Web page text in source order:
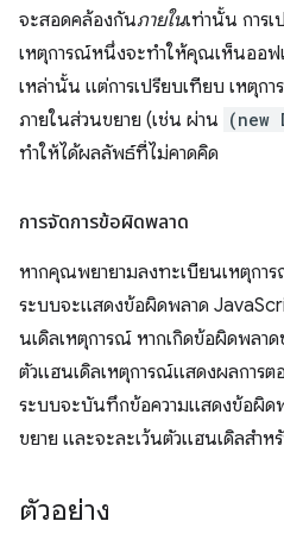
จะสอดคล้องกันภายในเท่านั้น การ
เหตุการณ์หนึ่งจะทําให้คุณเห็นออฟ
เหล่านั้น แต่การเปรียบเทียบ เหตุก
ภายในส่วนขยาย (เช่น ผ่าน (new
ทําให้ได้ผลลัพธ์ที่ไม่คาดคิด
การจัดการข้อผิดพลาด
หากคุณพยายามลงทะเบียนเหตุกา
ระบบจะแสดงข้อผิดพลาด
นเดิลเหตุการณ์ หากเกิดข้อผิดพลา
ตัวแฮนเดิลเหตุการณ์แสดงผลการ
ระบบจะบันทึกข้อความแสดงข้อผิด
ขยาย และจะละเว้นตัวแฮนเดิลสำห
ตัวอย่าง